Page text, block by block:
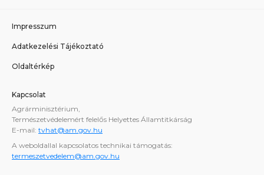
Impresszum
Adatkezelési Tájékoztató
Oldaltérkép
Kapcsolat
Agrárminisztérium,
Természetvédelemért felelős Helyettes Államtitkárság
E-mail: tvhat@am.gov.hu
A weboldallal kapcsolatos technikai támogatás:
termeszetvedelem@am.gov.hu